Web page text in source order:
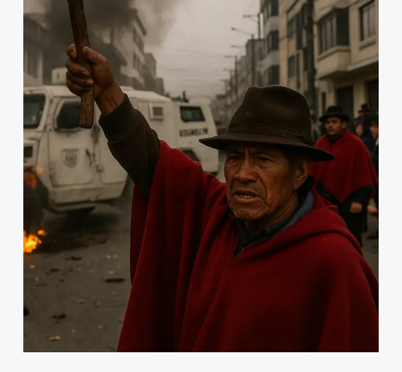
presidente
acorralado
por
la
calle